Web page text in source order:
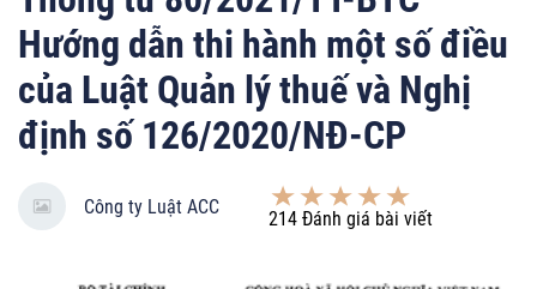
Hướng dẫn thi hành một số điều
của Luật Quản lý thuế và Nghị
định số 126/2020/NĐ-CP
Công ty Luật ACC
214 Đánh giá bài viết